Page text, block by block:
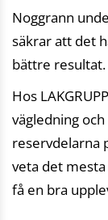
Noggrann
säkrar att det
bättre resultat.
Hos
vägledning
reservdelarna
veta det
få en bra